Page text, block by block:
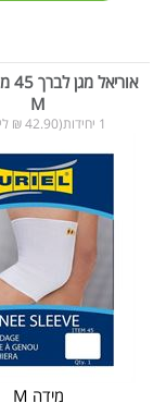
M
1 יחידות(42.90 ₪ ליחידה)
מידה M